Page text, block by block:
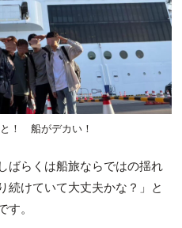
！ 船がデカい！
らくは船旅ならではの揺れ
けていて大丈夫かな？」と
す。